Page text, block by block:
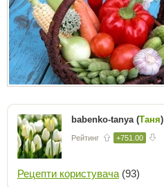
babenko-tanya (Таня)
Рейтинг +751.00
Рецепти користувача(93)